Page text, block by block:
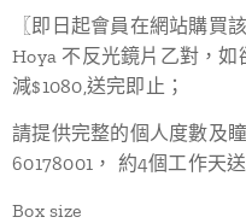
〖即日起會員在網站購買
Hoya 不反光鏡片乙對，
減$1080,送完即止；
請提供完整的個人度數及
60178001， 約4個工作天
Box size